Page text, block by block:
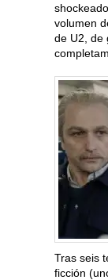
volumen
de U2, de
Tras seis
ficción